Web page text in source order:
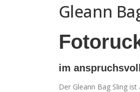
Gleann
im
Der Gleann Bag Sling